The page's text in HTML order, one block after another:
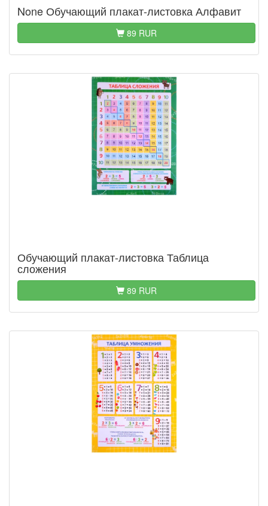
None Обучающий плакат-листовка Алфавит
89 RUR
Обучающий плакат-листовка Таблица
сложения
89 RUR